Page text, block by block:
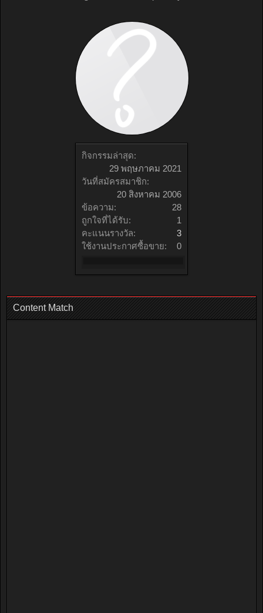
กิจกรรมล่าสุด:
29 พฤษภาคม 2021
วันที่สมัครสมาชิก:
20 สิงหาคม 2006
ข้อความ:
28
ถูกใจที่ได้รับ:
1
คะแนนรางวัล:
3
ใช้งานประกาศซื้อขาย:
0
Content Match